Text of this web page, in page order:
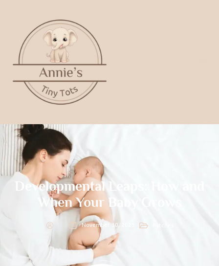
Developmental Leaps: How and
When Your Baby Grows
November 30, 2025